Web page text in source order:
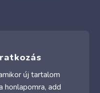
új tartalom
honlapomra, add